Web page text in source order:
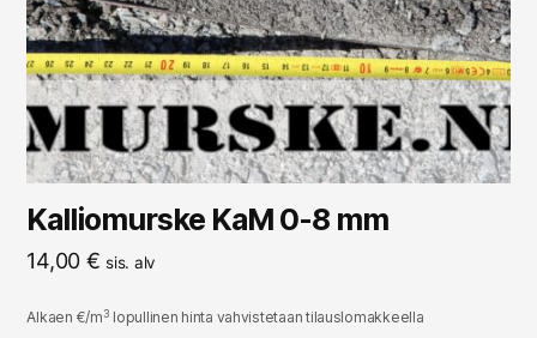
Kalliomurske KaM 0-8 mm
14,00 € sis. alv
Alkaen €/m3 lopullinen hinta vahvistetaan tilauslomakkeella